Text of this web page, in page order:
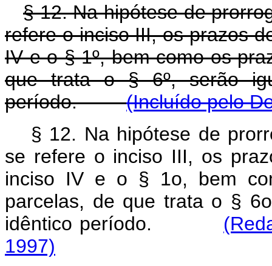
§ 12. Na hipótese de
refere o inciso III, os prazos
IV e o § 1º, bem como os
que trata o § 6º, serão
período.(Incluído pelo
§ 12. Na hipótese de
se refere o inciso III, os
inciso IV e o § 1o, bem
parcelas, de que trata o §
idêntico período.
1997)